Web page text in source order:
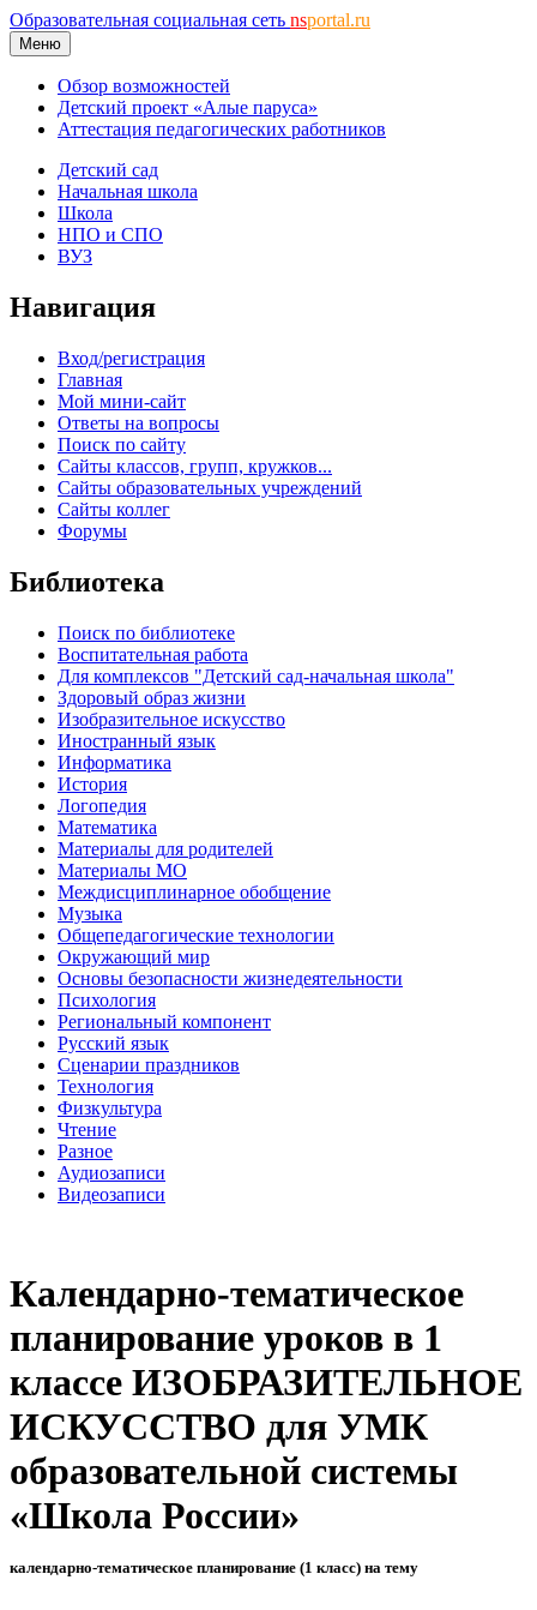
Образовательная социальная сеть nsportal.ru
Меню
Обзор возможностей
Детский проект «Алые паруса»
Аттестация педагогических работников
Детский сад
Начальная школа
Школа
НПО и СПО
ВУЗ
Навигация
Вход/регистрация
Главная
Мой мини-сайт
Ответы на вопросы
Поиск по сайту
Сайты классов, групп, кружков...
Сайты образовательных учреждений
Сайты коллег
Форумы
Библиотека
Поиск по библиотеке
Воспитательная работа
Для комплексов "Детский сад-начальная школа"
Здоровый образ жизни
Изобразительное искусство
Иностранный язык
Информатика
История
Логопедия
Математика
Материалы для родителей
Материалы МО
Междисциплинарное обобщение
Музыка
Общепедагогические технологии
Окружающий мир
Основы безопасности жизнедеятельности
Психология
Региональный компонент
Русский язык
Сценарии праздников
Технология
Физкультура
Чтение
Разное
Аудиозаписи
Видеозаписи
Календарно-тематическое
планирование уроков в 1
классе ИЗОБРАЗИТЕЛЬНОЕ
ИСКУССТВО для УМК
образовательной системы
«Школа России»
календарно-тематическое планирование (1 класс) на тему